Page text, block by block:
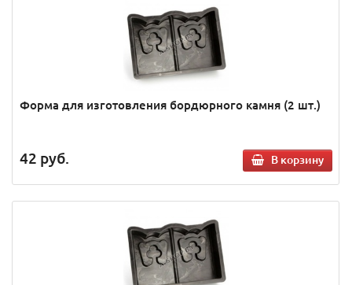
Форма для изготовления бордюрного камня (2 шт.)
42 руб. В корзину